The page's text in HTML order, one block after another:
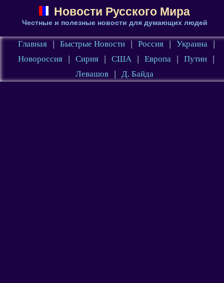
Новости Русского Мира
Честные и полезные новости для думающих людей
Главная | Быстрые Новости | Россия | Украина
|
Новороссия
| Сирия | США | Европа | Путин
|
Левашов
| Д. Байда